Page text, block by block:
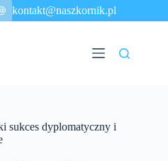
kontakt@naszkornik.pl
sukces dyplomatyczny i